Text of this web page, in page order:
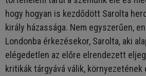
hogy hogyan is kezdődött Sarolta
király házassága. Nem egyszerűen,
Londonba érkezésekor, Sarolta, aki
elégedetlen az előre elrendezett
kritikák tárgyává válik, környezetének